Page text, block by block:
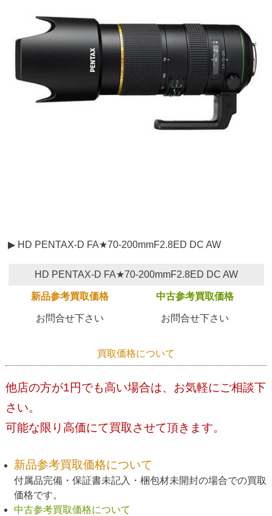
▶ HD PENTAX-D FA★70-200mmF2.8ED DC AW
HD PENTAX-D FA★70-200mmF2.8ED DC AW
新品参考買取価格 中古参考買取価格
お問合せ下さい お問合せ下さい
買取価格について
他店の方が1円でも高い場合は、お気軽にご相談下
さい。
可能な限り高価にて買取させて頂きます。
新品参考買取価格について
付属品完備・保証書未記入・梱包材未開封の場合での買取
価格です。
中古参考買取価格について